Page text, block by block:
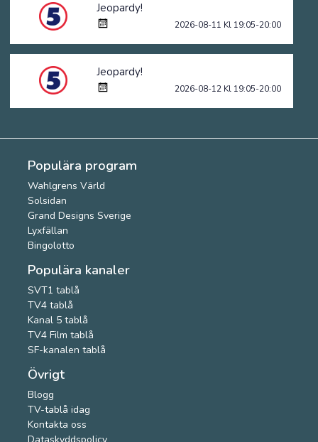
Jeopardy!
2026-08-11 Kl 19:05-20:00
Jeopardy!
2026-08-12 Kl 19:05-20:00
Populära program
Wahlgrens Värld
Solsidan
Grand Designs Sverige
Lyxfällan
Bingolotto
Populära kanaler
SVT1 tablå
TV4 tablå
Kanal 5 tablå
TV4 Film tablå
SF-kanalen tablå
Övrigt
Blogg
TV-tablå idag
Kontakta oss